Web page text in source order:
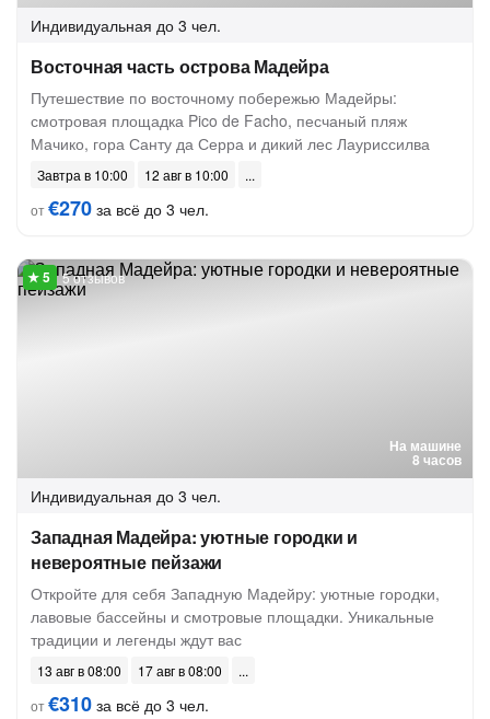
Индивидуальная до 3 чел.
Восточная часть острова Мадейра
Путешествие по восточному побережью Мадейры:
смотровая площадка Pico de Facho, песчаный пляж
Мачико, гора Санту да Серра и дикий лес Лауриссилва
Завтра в 10:00
12 авг в 10:00
от€270 за всё до 3 чел.
На машине
8 часов
5 отзывов
Индивидуальная до 3 чел.
Западная Мадейра: уютные городки и
невероятные пейзажи
Откройте для себя Западную Мадейру: уютные городки,
лавовые бассейны и смотровые площадки. Уникальные
традиции и легенды ждут вас
13 авг в 08:00
17 авг в 08:00
от€310 за всё до 3 чел.